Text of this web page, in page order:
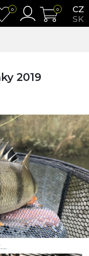
CZ
SK
0 0
2019